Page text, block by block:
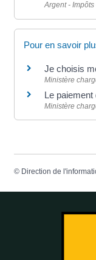
Argent -
Pour en savoir
Je choisis
Ministère
Le
Ministère
© Direction de